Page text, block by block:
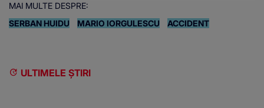
MAI MULTE DESPRE:
SERBAN HUIDU
MARIO IORGULESCU ACCIDENT
ULTIMELE ȘTIRI